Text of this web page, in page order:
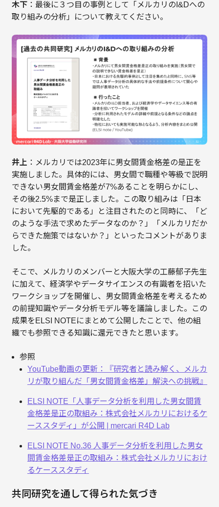
木下：最後に３つ目の事例として「メルカリのI&Dへの
取り組みの分析」について教えてください。
井上 ：メルカリでは2023年に男女間賃金格差の是正を
実施しました。具体的には、男女間で職種や等級で説明
できない男女間賃金格差が7%あることを明らかにし、
その後2.5%まで是正しました。この取り組みは「日本
において先駆的である」と注目されたのと同時に、「ど
のような手法で求めたデータなのか？」「メルカリだか
らできた施策ではないか？」といったコメントがありま
した。
そこで、メルカリのメンバーと大阪大学の工藤郁子先生
に加えて、経済学やデータサイエンスの有識者を招いた
ワークショップを開催し、男女間賃金格差を考えるため
の前提知識やデータ分析モデル等を議論しました。この
成果をELSI NOTEにまとめて公開したことで、他の組
織でも参照できる知識に還元できたと思います。
参照
YouTube動画の更新：『研究者と読み解く、メルカ
リが取り組んだ「男女間賃金格差」解決への挑戦』
ELSI NOTE「人事データ分析を利用した男女間賃
金格差是正の取組み：株式会社メルカリにおけるケ
ーススタディ」が公開 | mercari R4D Lab
ELSI NOTE No.36 人事データ分析を利用した男女
間賃金格差是正の取組み：株式会社メルカリにおけ
るケーススタディ
共同研究を通して得られた気づき